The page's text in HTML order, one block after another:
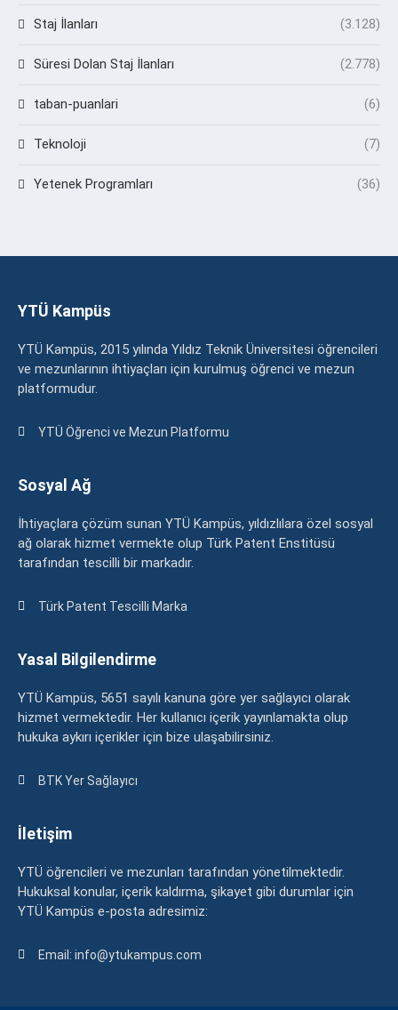
Staj İlanları (3.128)
Süresi Dolan Staj İlanları (2.778)
taban-puanlari (6)
Teknoloji (7)
Yetenek Programları (36)
YTÜ Kampüs
YTÜ Kampüs, 2015 yılında Yıldız Teknik Üniversitesi öğrencileri
ve mezunlarının ihtiyaçları için kurulmuş öğrenci ve mezun
platformudur.
YTÜ Öğrenci ve Mezun Platformu
Sosyal Ağ
İhtiyaçlara çözüm sunan YTÜ Kampüs, yıldızlılara özel sosyal
ağ olarak hizmet vermekte olup Türk Patent Enstitüsü
tarafından tescilli bir markadır.
Türk Patent Tescilli Marka
Yasal Bilgilendirme
YTÜ Kampüs, 5651 sayılı kanuna göre yer sağlayıcı olarak
hizmet vermektedir. Her kullanıcı içerik yayınlamakta olup
hukuka aykırı içerikler için bize ulaşabilirsiniz.
BTK Yer Sağlayıcı
İletişim
YTÜ öğrencileri ve mezunları tarafından yönetilmektedir.
Hukuksal konular, içerik kaldırma, şikayet gibi durumlar için
YTÜ Kampüs e-posta adresimiz:
Email: info@ytukampus.com